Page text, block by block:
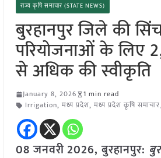
राज्य कृषि समाचार (STATE NEWS)
बुरहानपुर जिले की
परियोजनाओं के लिए
से अधिक की स्वीकृति
January 8, 2026
1 min read
Irrigation, मध्य प्रदेश, मध्य प्रदेश कृषि समाचार
08 जनवरी2026,बुरहानपुर: